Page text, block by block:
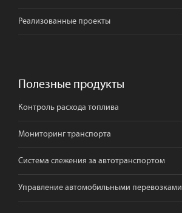
Реализованные проекты
Полезные продукты
Контроль расхода топлива
Мониторинг транспорта
Система слежения за автотранспортом
Управление автомобильными перевозками